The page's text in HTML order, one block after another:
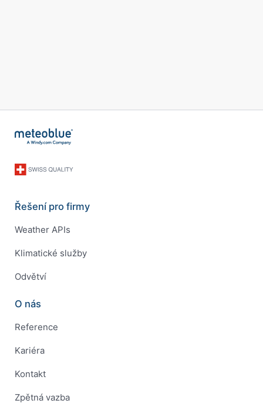
Řešení pro firmy
Weather APIs
Klimatické služby
Odvětví
O nás
Reference
Kariéra
Kontakt
Zpětná vazba